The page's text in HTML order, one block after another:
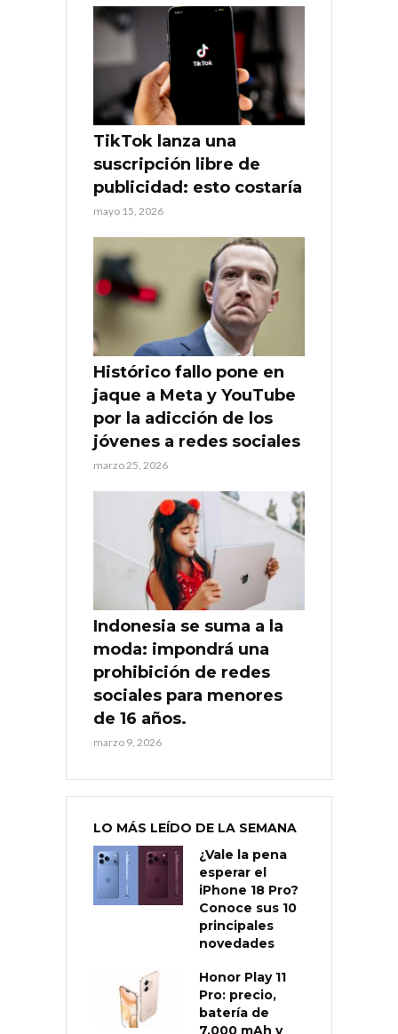
TikTok lanza una
suscripción libre de
publicidad: esto costaría
mayo 15, 2026
Histórico fallo pone en
jaque a Meta y YouTube
por la adicción de los
jóvenes a redes sociales
marzo 25, 2026
Indonesia se suma a la
moda: impondrá una
prohibición de redes
sociales para menores
de 16 años.
marzo 9, 2026
LO MÁS LEÍDO DE LA SEMANA
¿Vale la pena
esperar el
iPhone 18 Pro?
Conoce sus 10
principales
novedades
Honor Play 11
Pro: precio,
batería de
7.000 mAh y